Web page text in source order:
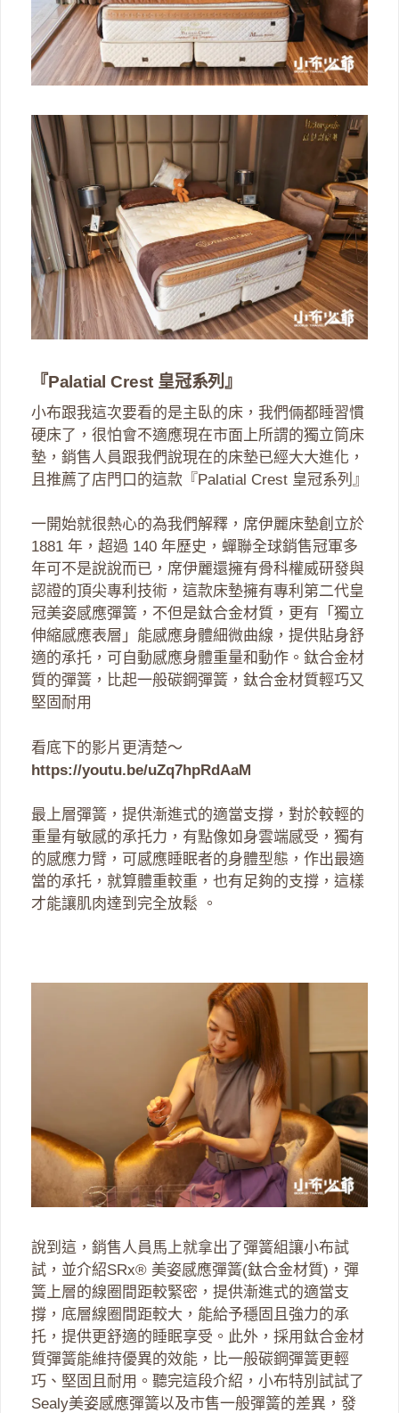
『Palatial Crest 皇冠系列』
小布跟我這次要看的是主臥的床，我們倆都睡習慣
硬床了，很怕會不適應現在市面上所謂的獨立筒床
墊，銷售人員跟我們說現在的床墊已經大大進化，
且推薦了店門口的這款『Palatial Crest 皇冠系列』
一開始就很熱心的為我們解釋，席伊麗床墊創立於
1881 年，超過 140 年歷史，蟬聯全球銷售冠軍多
年可不是說說而已，席伊麗還擁有骨科權威研發與
認證的頂尖專利技術，這款床墊擁有專利第二代皇
冠美姿感應彈簧，不但是鈦合金材質，更有「獨立
伸縮感應表層」能感應身體細微曲線，提供貼身舒
適的承托，可自動感應身體重量和動作。鈦合金材
質的彈簧，比起一般碳鋼彈簧，鈦合金材質輕巧又
堅固耐用
看底下的影片更清楚～
https://youtu.be/uZq7hpRdAaM
最上層彈簧，提供漸進式的適當支撐，對於較輕的
重量有敏感的承托力，有點像如身雲端感受，獨有
的感應力臂，可感應睡眠者的身體型態，作出最適
當的承托，就算體重較重，也有足夠的支撐，這樣
才能讓肌肉達到完全放鬆 。
說到這，銷售人員馬上就拿出了彈簧組讓小布試
試，並介紹SRx® 美姿感應彈簧(鈦合金材質)，彈
簧上層的線圈間距較緊密，提供漸進式的適當支
撐，底層線圈間距較大，能給予穩固且強力的承
托，提供更舒適的睡眠享受。此外，採用鈦合金材
質彈簧能維持優異的效能，比一般碳鋼彈簧更輕
巧、堅固且耐用。聽完這段介紹，小布特別試試了
Sealy美姿感應彈簧以及市售一般彈簧的差異，發